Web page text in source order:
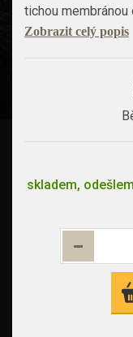
tichou
Zobrazit celý popis
skladem,